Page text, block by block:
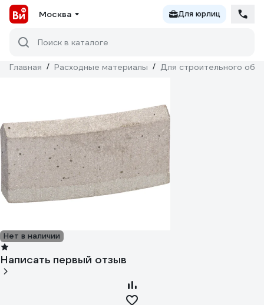
Москва Для юрлиц
Поиск в каталоге
Главная / Расходные материалы / Для строительного
Нет в наличии
Написать первый отзыв